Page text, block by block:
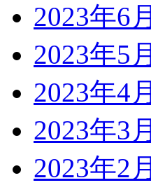
2023年6月
2023年5月
2023年4月
2023年3月
2023年2月